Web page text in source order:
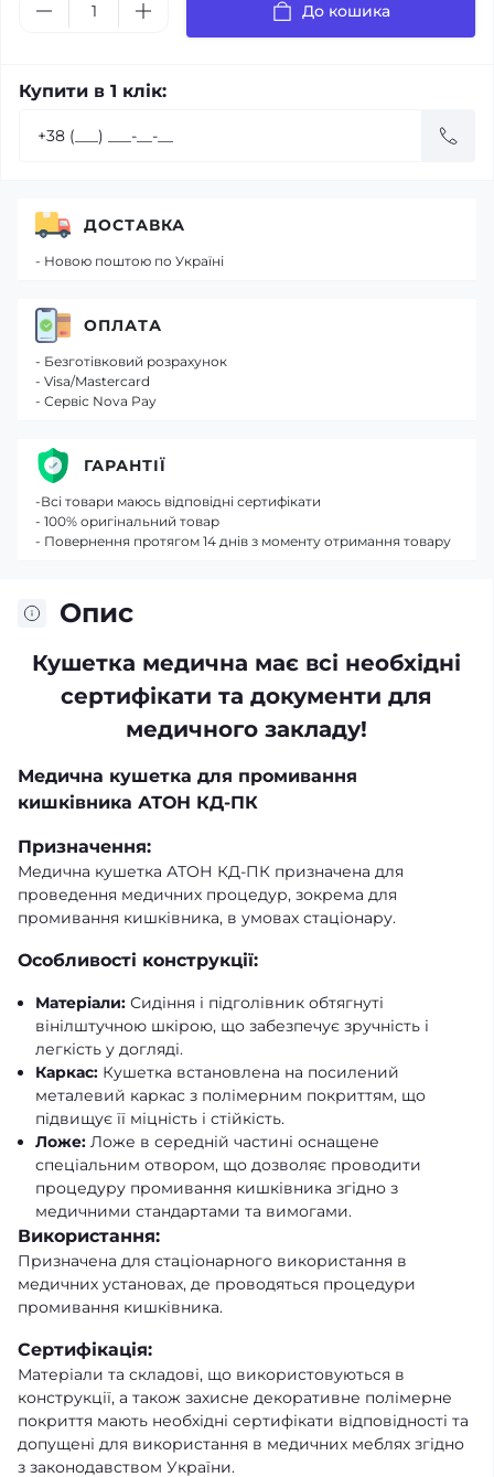
До кошика
Купити в 1 клік:
Опис
Кушетка медична має всі необхідні
сертифікати та документи для
медичного закладу!
Медична кушетка для промивання
кишківника АТОН КД-ПК
Призначення:
Медична кушетка АТОН КД-ПК призначена для
проведення медичних процедур, зокрема для
промивання кишківника, в умовах стаціонару.
Особливості конструкції:
Матеріали: Сидіння і підголівник обтягнуті
вінілштучною шкірою, що забезпечує зручність і
легкість у догляді.
Каркас: Кушетка встановлена на посилений
металевий каркас з полімерним покриттям, що
підвищує її міцність і стійкість.
Ложе: Ложе в середній частині оснащене
спеціальним отвором, що дозволяє проводити
процедуру промивання кишківника згідно з
медичними стандартами та вимогами.
Використання:
Призначена для стаціонарного використання в
медичних установах, де проводяться процедури
промивання кишківника.
Сертифікація:
Матеріали та складові, що використовуються в
конструкції, а також захисне декоративне полімерне
покриття мають необхідні сертифікати відповідності та
допущені для використання в медичних меблях згідно
з законодавством України.
ДОСТАВКА
- Новою поштою по Україні
ОПЛАТА
- Безготівковий розрахунок
- Visa/Mastercard
- Сервіс Nova Pay
ГАРАНТІЇ
-Всі товари маюсь відповідні сертифікати
- 100% оригінальний товар
- Повернення протягом 14 днів з моменту отримання товару